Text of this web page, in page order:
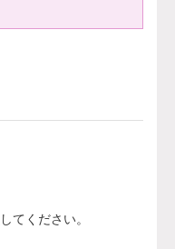
してください。